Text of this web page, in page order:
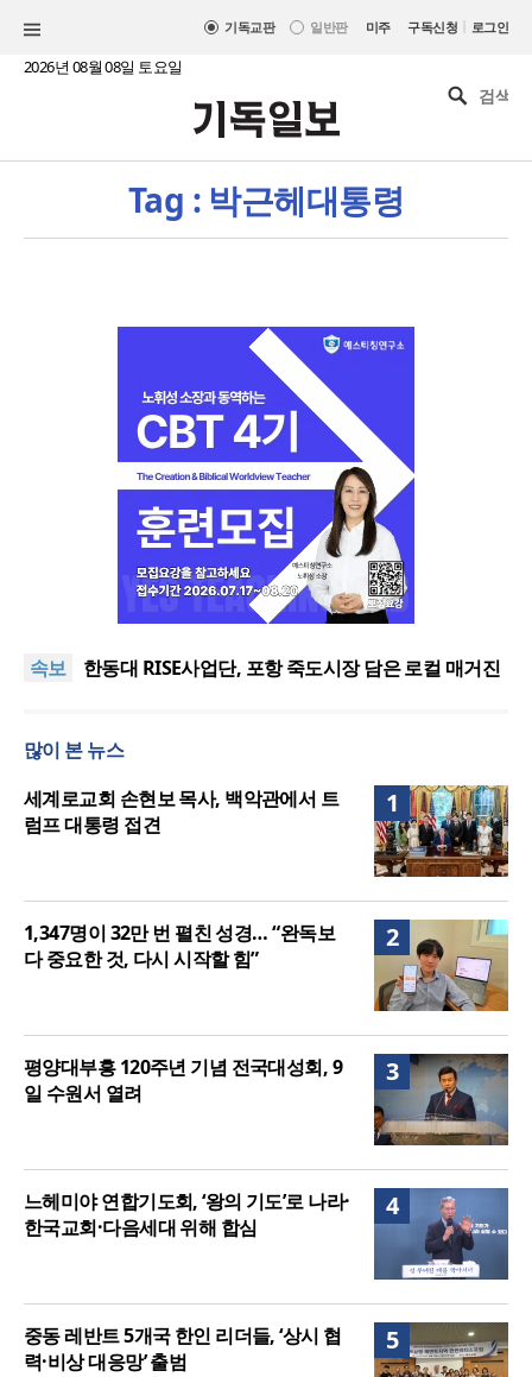
기독교판 일반판 미주 구독신청 | 로그인
2026년 08월 08일 토요일
Tag : 박근헤대통령
속보
느헤미야 연합기도회, ‘왕의 기도’로 나라·한국교회·다
여”
한동대 RISE사업단, 포항 죽도시장 담은 로컬 매거진
느헤미야 연합기도회, ‘왕의 기도’로 나라·한국교회·다
세기총 “자유를 지키며 하나 된 희망의 미래를 향하
여”
많이 본 뉴스
1
세계로교회 손현보 목사, 백악관에서 트
럼프 대통령 접견
2
1,347명이 32만 번 펼친 성경… “완독보
다 중요한 것, 다시 시작할 힘”
3
평양대부흥 120주년 기념 전국대성회, 9
일 수원서 열려
4
느헤미야 연합기도회, ‘왕의 기도’로 나라·
한국교회·다음세대 위해 합심
5
중동 레반트 5개국 한인 리더들, ‘상시 협
력·비상 대응망’ 출범